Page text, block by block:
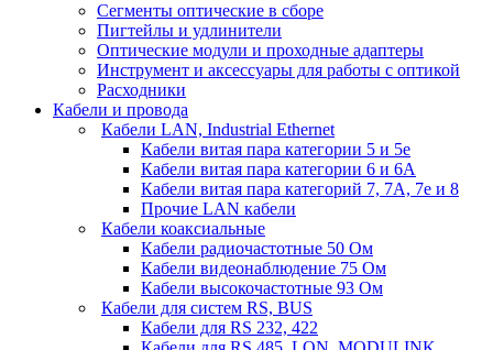
Сегменты оптические в сборе
Пигтейлы и удлинители
Оптические модули и проходные адаптеры
Инструмент и аксессуары для работы с оптикой
Расходники
Кабели и провода
Кабели LAN, Industrial Ethernet
Кабели витая пара категории 5 и 5е
Кабели витая пара категории 6 и 6A
Кабели витая пара категорий 7, 7А, 7е и 8
Прочие LAN кабели
Кабели коаксиальные
Кабели радиочастотные 50 Ом
Кабели видеонаблюдение 75 Ом
Кабели высокочастотные 93 Ом
Кабели для систем RS, BUS
Кабели для RS 232, 422